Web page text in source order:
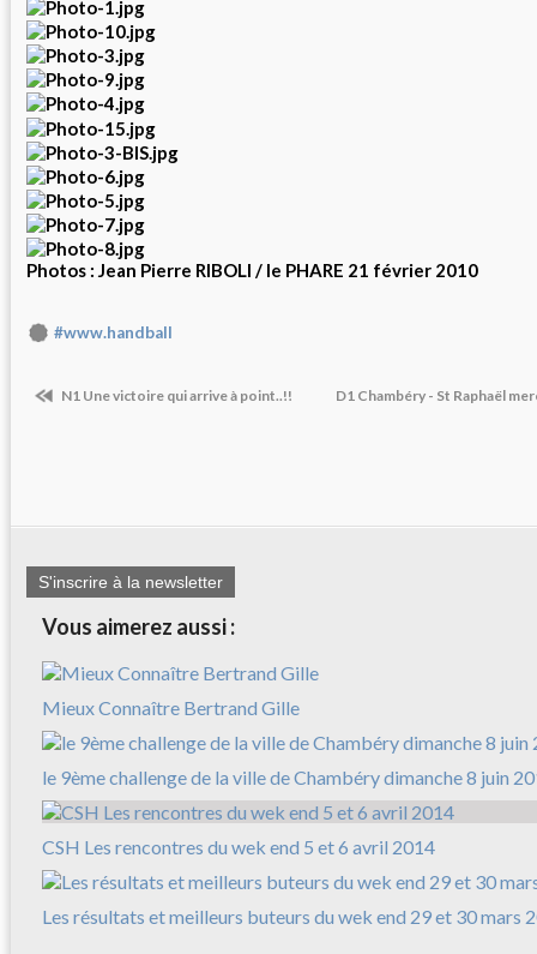
Photos : Jean Pierre RIBOLI / le PHARE 21 février 2010
#www.handball
N1 Une victoire qui arrive à point..!! D1 Chambéry - St Raphaël
S'inscrire à la newsletter
Vous aimerez aussi :
Mieux Connaître Bertrand Gille
le 9ème challenge de la ville de Chambéry dimanche 8 juin
CSH Les rencontres du wek end 5 et 6 avril 2014
Les résultats et meilleurs buteurs du wek end 29 et 30 mars